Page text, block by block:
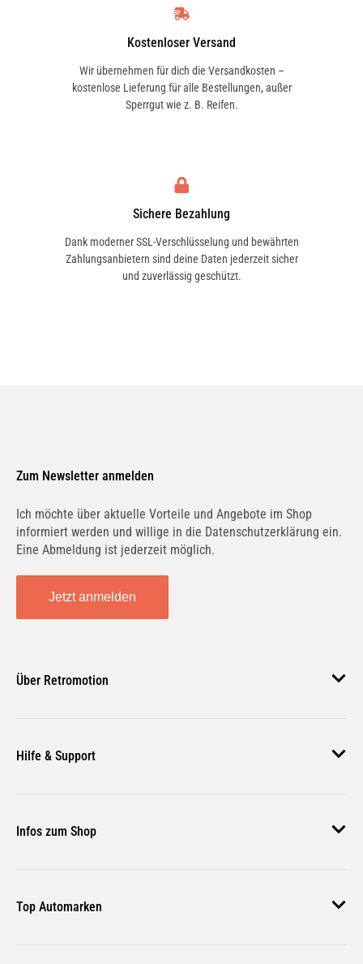
Kostenloser Versand
Wir übernehmen für dich die Versandkosten –
kostenlose Lieferung für alle Bestellungen, außer
Sperrgut wie z. B. Reifen.
Sichere Bezahlung
Dank moderner SSL-Verschlüsselung und bewährten
Zahlungsanbietern sind deine Daten jederzeit sicher
und zuverlässig geschützt.
Zum Newsletter anmelden
Ich möchte über aktuelle Vorteile und Angebote im Shop
informiert werden und willige in die Datenschutzerklärung ein.
Eine Abmeldung ist jederzeit möglich.
Jetzt anmelden
Über Retromotion
Unsere Jobs
Magazin
Hilfe & Support
Zahlungsmethoden
Versand & Lieferung
Rückgabe & Erstattung
Infos zum Shop
Nutzungsbedingungen
Widerrufsbelehrung
Top Automarken